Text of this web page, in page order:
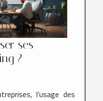
ses
?
l’usage des